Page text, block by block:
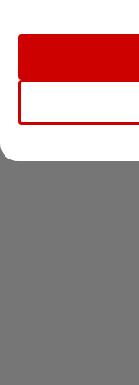
Newsletter